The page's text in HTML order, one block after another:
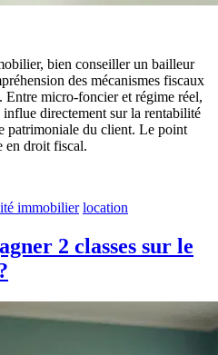
bien conseiller un bailleur
des mécanismes fiscaux
Entre micro-foncier et régime réel,
directement sur la rentabilité
patrimoniale du client. Le point
en droit fiscal.
immobilier location
2 classes sur le